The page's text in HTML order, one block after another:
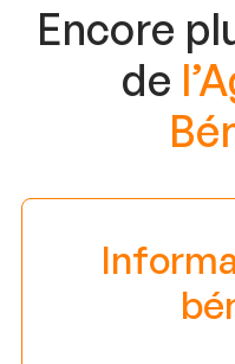
Encore
de